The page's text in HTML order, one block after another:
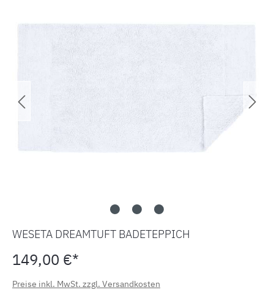
WESETA DREAMTUFT BADETEPPICH
149,00 €*
Preise inkl. MwSt. zzgl. Versandkosten